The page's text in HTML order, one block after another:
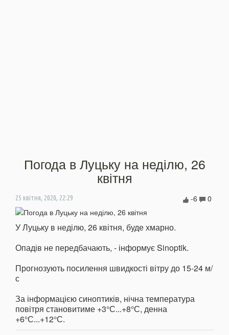
Погода в Луцьку на неділю, 26
квітня
25 квітня, 2020, 22:29 0
-6
У Луцьку в неділю, 26 квітня, буде хмарно.
Опадів не передбачають, - інформує Sinoptik.
Прогнозують посилення швидкості вітру до 15-24 м/
с
За інформацією синоптиків, нічна температура
повітря становитиме +3°С...+8°С, денна
+6°С...+12°С.